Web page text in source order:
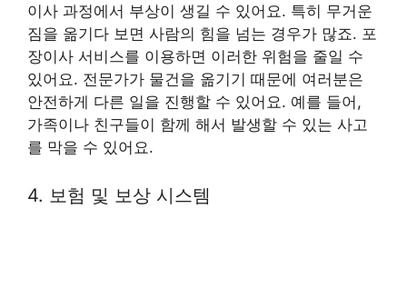
이사 과정에서 부상이 생길 수 있어요. 특히 무거운
짐을 옮기다 보면 사람의 힘을 넘는 경우가 많죠. 포
장이사 서비스를 이용하면 이러한 위험을 줄일 수
있어요. 전문가가 물건을 옮기기 때문에 여러분은
안전하게 다른 일을 진행할 수 있어요. 예를 들어,
가족이나 친구들이 함께 해서 발생할 수 있는 사고
를 막을 수 있어요.
4. 보험 및 보상 시스템